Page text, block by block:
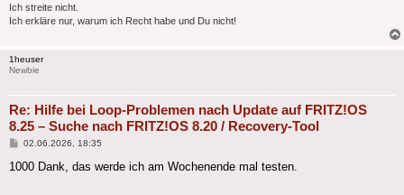
Ich streite nicht.
Ich erkläre nur, warum ich Recht habe und Du nicht!
1heuser
Newbie
Re: Hilfe bei Loop-Problemen nach Update auf FRITZ!OS
8.25 – Suche nach FRITZ!OS 8.20 / Recovery-Tool
Beitrag
02.06.2026, 18:35
1000 Dank, das werde ich am Wochenende mal testen.